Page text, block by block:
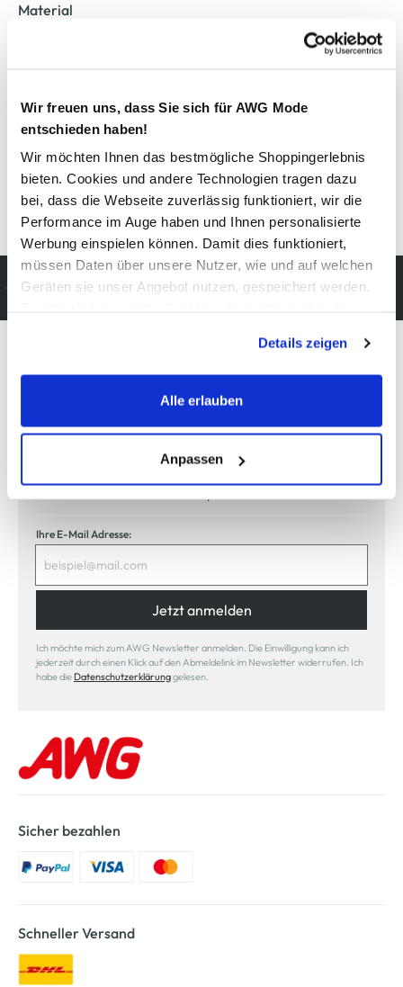
Wir freuen uns, dass Sie sich für AWG Mode
entschieden haben!
Wir möchten Ihnen das bestmögliche Shoppingerlebnis
bieten. Cookies und andere Technologien tragen dazu
bei, dass die Webseite zuverlässig funktioniert, wir die
Performance im Auge haben und Ihnen personalisierte
Werbung einspielen können. Damit dies funktioniert,
müssen Daten über unsere Nutzer, wie und auf welchen
Geräten sie unser Angebot nutzen, gespeichert werden.
werden, werden bei der Nutzung der Webseite auf jeden
Fall gesetzt. Cookies von Drittanbietern für Analyse- oder
Trackingzwecke werden nur dann aktiviert, wenn Sie das
erlauben" bzw. "Alle erlauben" klicken. Mehr dazu
(einschließlich der Möglichkeit, die Einwilligungserklärung
zu ändern oder zu widerrufen) erfahren Sie in unserem
Cookie-Hinweisbzw. derDatenschutzerklärung.
Details zeigen
Alle erlauben
Anpassen
Material
Pflegehinweise
innerhalb 14 Tage
Modeglück im Abo:
unser Newsletter
Ihre E-Mail Adresse:
Jetzt anmelden
Ich möchte mich zum AWG Newsletter anmelden. Die Einwilligung kann ich
jederzeit durch einen Klick auf den Abmeldelink im Newsletter widerrufen. Ich
habe die Datenschutzerklärunggelesen.
Sicher bezahlen
Schneller Versand